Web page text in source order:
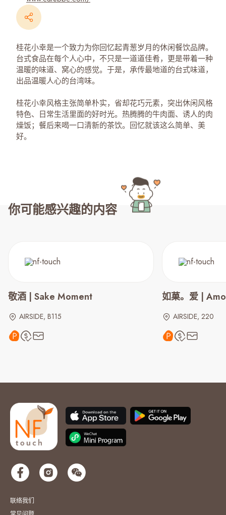
桂花小幸是一个致力为你回忆起青葱岁月的休闲餐饮品牌。
台式食品在每个人心中，不只是一道道佳肴，更是带着一种
温暖的味道、窝心的感觉。于是，承传最地道的台式味道，
出品温暖人心的台湾味。
桂花小幸风格主张简单朴实，省却花巧元素，突出休闲风格
特色、日常生活里面的好时光。热腾腾的牛肉面、诱人的肉
燥饭；餐后来喝一口清新的茶饮。回忆就该这么简单、美
好。
你可能感兴趣的内容
敬酒 | Sake Moment
AIRSIDE, B115
如菓。爱 |
AIRSIDE, 220
联络我们